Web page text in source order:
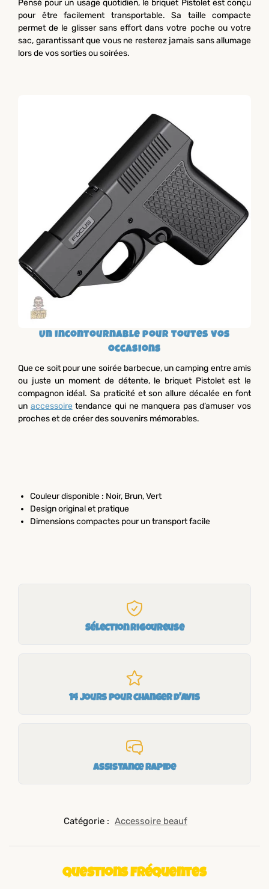
Pensé pour un usage quotidien, le briquet Pistolet est conçu
pour être facilement transportable. Sa taille compacte
permet de le glisser sans effort dans votre poche ou votre
sac, garantissant que vous ne resterez jamais sans allumage
lors de vos sorties ou soirées.
Un incontournable pour toutes vos
occasions
Que ce soit pour une soirée barbecue, un camping entre amis
ou juste un moment de détente, le briquet Pistolet est le
compagnon idéal. Sa praticité et son allure décalée en font
un accessoiretendance qui ne manquera pas d’amuser vos
proches et de créer des souvenirs mémorables.
Couleur disponible : Noir, Brun, Vert
Design original et pratique
Dimensions compactes pour un transport facile
Sélection rigoureuse
14 jours pour changer d'avis
Assistance rapide
Catégorie : Accessoire beauf
Questions fréquentes